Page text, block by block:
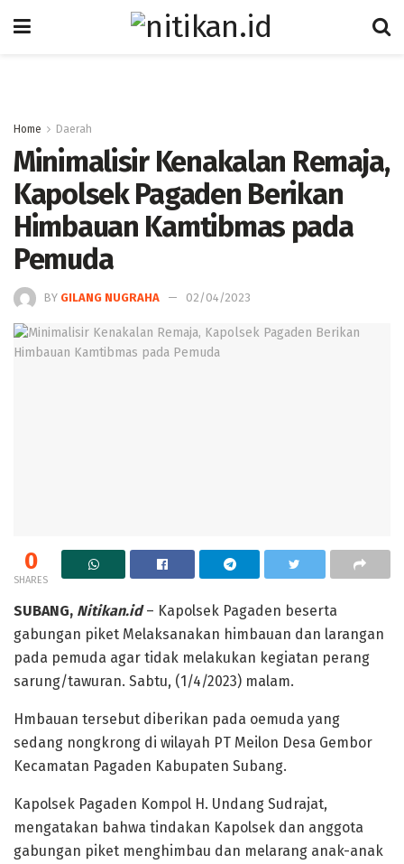
Home Daerah
Minimalisir Kenakalan Remaja,
Kapolsek Pagaden Berikan
Himbauan Kamtibmas pada
Pemuda
BY GILANG NUGRAHA 02/04/2023
0
SHARES
SUBANG, Nitikan.id– Kapolsek Pagaden beserta
gabungan piket Melaksanakan himbauan dan larangan
pada pemuda agar tidak melakukan kegiatan perang
sarung/tawuran. Sabtu, (1/4/2023) malam.
Hmbauan tersebut diberikan pada oemuda yang
sedang nongkrong di wilayah PT Meilon Desa Gembor
Kecamatan Pagaden Kabupaten Subang.
Kapolsek Pagaden Kompol H. Undang Sudrajat,
mengatakan bahwa tindakan Kapolsek dan anggota
gabungan piket menghimbau dan melarang anak-anak